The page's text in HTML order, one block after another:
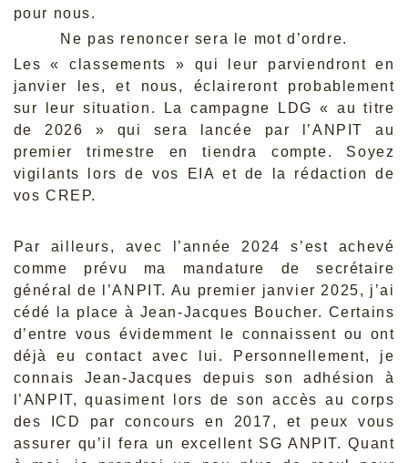
pour nous.
Ne pas renoncer sera le mot d’ordre.
Les « classements » qui leur parviendront en
janvier les, et nous, éclaireront probablement
sur leur situation. La campagne LDG « au titre
de 2026 » qui sera lancée par l’ANPIT au
premier trimestre en tiendra compte. Soyez
vigilants lors de vos EIA et de la rédaction de
vos CREP.
Par ailleurs, avec l’année 2024 s’est achevé
comme prévu ma mandature de secrétaire
général de l’ANPIT. Au premier janvier 2025, j’ai
cédé la place à Jean-Jacques Boucher. Certains
d’entre vous évidemment le connaissent ou ont
déjà eu contact avec lui. Personnellement, je
connais Jean-Jacques depuis son adhésion à
l’ANPIT, quasiment lors de son accès au corps
des ICD par concours en 2017, et peux vous
assurer qu’il fera un excellent SG ANPIT. Quant